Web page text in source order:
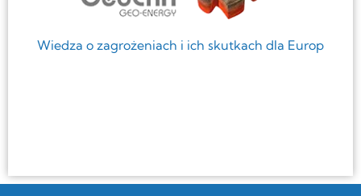
Wiedza o zagrożeniach i ich skutkach dla Europ